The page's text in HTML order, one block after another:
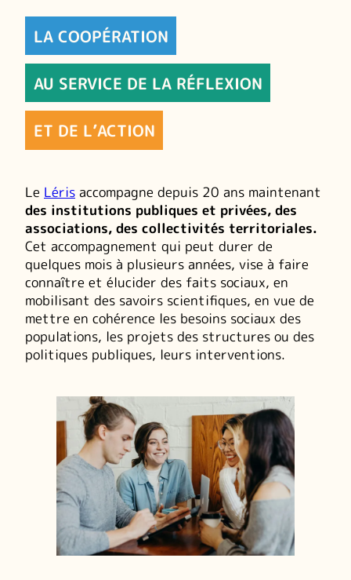
LA COOPÉRATION
AU SERVICE DE LA RÉFLEXION
ET DE L’ACTION
Le Léris accompagne depuis 20 ans maintenant
des institutions publiques et privées, des
associations, des collectivités territoriales.
Cet accompagnement qui peut durer de
quelques mois à plusieurs années, vise à faire
connaître et élucider des faits sociaux, en
mobilisant des savoirs scientifiques, en vue de
mettre en cohérence les besoins sociaux des
populations, les projets des structures ou des
politiques publiques, leurs interventions.